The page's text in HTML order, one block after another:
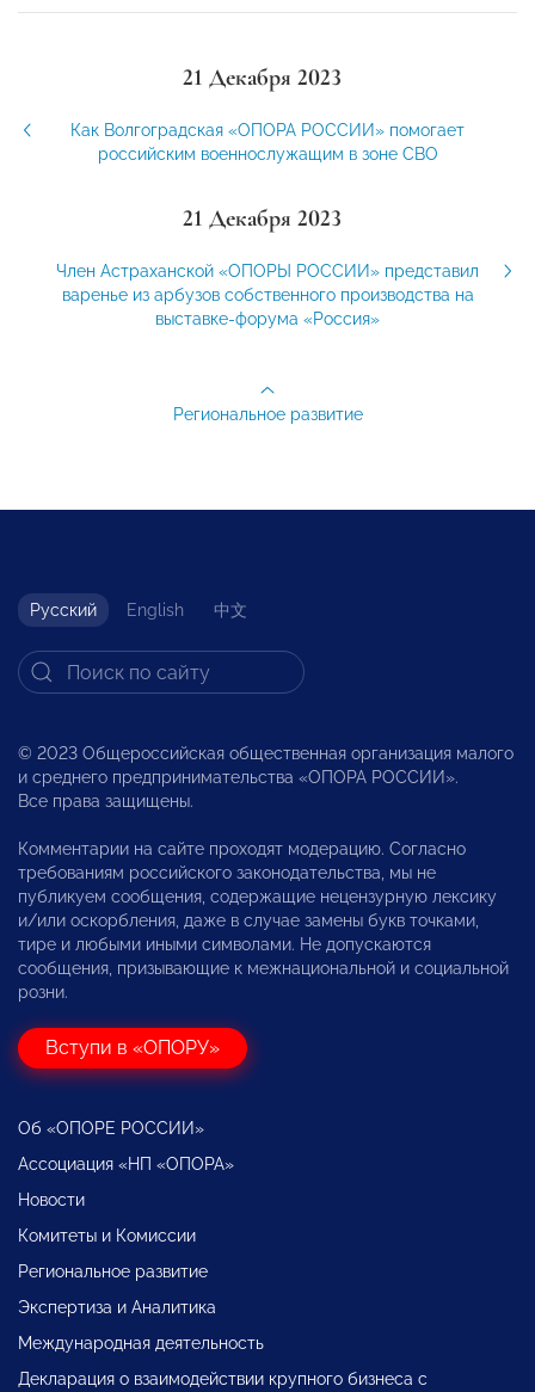
21 Декабря 2023
Как Волгоградская «ОПОРА РОССИИ» помогает
российским военнослужащим в зоне СВО
21 Декабря 2023
Член Астраханской «ОПОРЫ РОССИИ» представил
варенье из арбузов собственного производства на
выставке-форума «Россия»
Региональное развитие
Русский English 中文
© 2023 Общероссийская общественная организация малого
и среднего предпринимательства «ОПОРА РОССИИ».
Все права защищены.
Комментарии на сайте проходят модерацию. Согласно
требованиям российского законодательства, мы не
публикуем сообщения, содержащие нецензурную лексику
и/или оскорбления, даже в случае замены букв точками,
тире и любыми иными символами. Не допускаются
сообщения, призывающие к межнациональной и социальной
розни.
Вступи в «ОПОРУ»
Об «ОПОРЕ РОССИИ»
Ассоциация «НП «ОПОРА»
Новости
Комитеты и Комиссии
Региональное развитие
Экспертиза и Аналитика
Международная деятельность
Декларация о взаимодействии крупного бизнеса с